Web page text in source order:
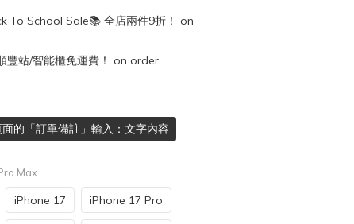
To School Sale📚 全店兩件9折！ on
豐站/智能櫃免運費！ on order
的「訂單備註」輸入：文字內容
Max
iPhone 17 iPhone 17 Pro